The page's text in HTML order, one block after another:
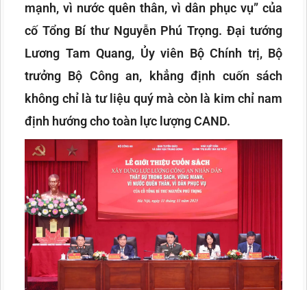
mạnh, vì nước quên thân, vì dân phục vụ” của
cố Tổng Bí thư Nguyễn Phú Trọng. Đại tướng
Lương Tam Quang, Ủy viên Bộ Chính trị, Bộ
trưởng Bộ Công an, khẳng định cuốn sách
không chỉ là tư liệu quý mà còn là kim chỉ nam
định hướng cho toàn lực lượng CAND.